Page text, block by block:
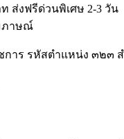
ส่งฟรีด่วนพิเศษ 2-3 วัน
ภาษณ์
าร รหัสตำแหน่ง ๓๒๓